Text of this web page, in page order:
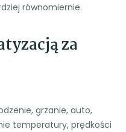
równomiernie.
za
grzanie, auto,
temperatury, prędkości